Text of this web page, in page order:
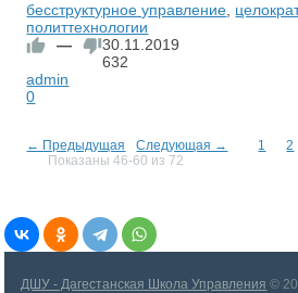
бесструктурное управление
политтехнологии
—
30.11.2019
632
admin
0
← Предыдущая Следующая → 1 2
Показаны 46-60 из 72
ДШУ - Дагестанская Школа Управления ©